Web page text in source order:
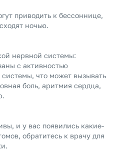
приводить к бессоннице,
ночью.
нервной системы:
с активностью
что может вызывать
боль, аритмия сердца,
и у вас появились какие-
обратитесь к врачу для